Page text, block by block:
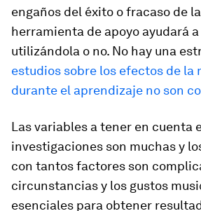
engaños del éxito o fracaso de
herramienta de apoyo ayudará
utilizándola o no. No hay una
estudios sobre los efectos de la
durante el aprendizaje no son
Las variables a tener en cuenta
investigaciones son muchas y
con tantos factores son
circunstancias y los gustos
esenciales para obtener